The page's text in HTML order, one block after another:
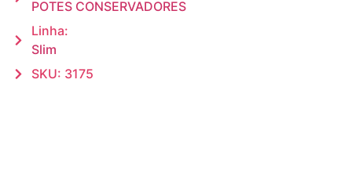
POTES CONSERVADORES
Linha:
Slim
SKU: 3175